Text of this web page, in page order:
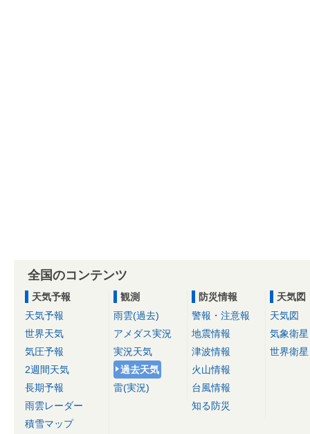
全国のコンテンツ
天気予報
天気予報
世界天気
気圧予報
2週間天気
長期予報
雨雲レーダー
積雪マップ
観測
雨雲(過去)
アメダス実況
実況天気
過去天気
雷(実況)
防災情報
警報・注意報
地震情報
津波情報
火山情報
台風情報
知る防災
天気図
天気図
気象衛星
世界衛星